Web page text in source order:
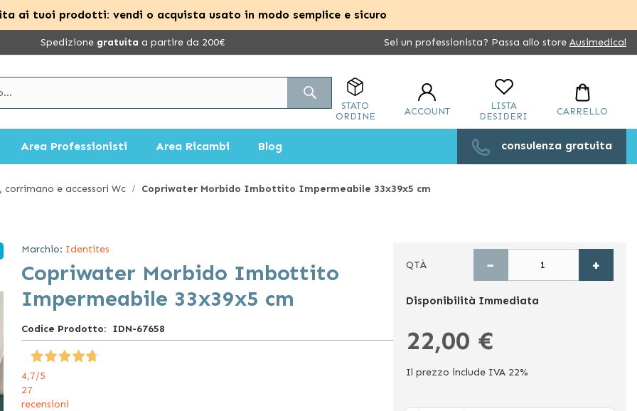
ai tuoi prodotti: vendi o acquista usato in modo semplice e sicuro
Spedizione gratuita a partire da 200€ Sei un professionista? Passa allo store Ausimedical
STATO
ORDINE
ACCOUNT
LISTA
DESIDERI
CARRELLO
Area Professionisti Area Ricambi Blog consulenza gratuita
corrimano e accessori Wc Copriwater Morbido Imbottito Impermeabile 33x39x5 cm
Marchio: Identites
Copriwater Morbido Imbottito
Impermeabile 33x39x5 cm
Codice Prodotto IDN-67658
4,7/5
27
recensioni
QTÀ − +
Disponibilità Immediata
22,00 €
Il prezzo include IVA 22%